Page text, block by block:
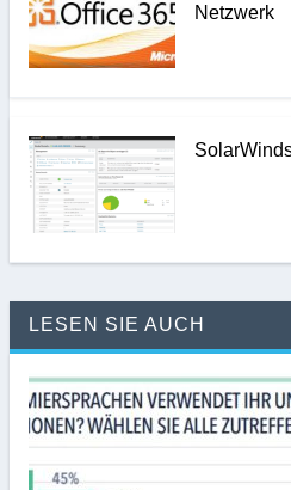
Netzwerk
LESEN SIE AUCH